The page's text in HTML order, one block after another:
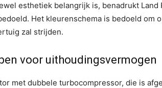
esthetiek belangrijk is, benadrukt Land
Het kleurenschema is bedoeld om
zal strijden.
voor uithoudingsvermogen
met dubbele turbocompressor, die is